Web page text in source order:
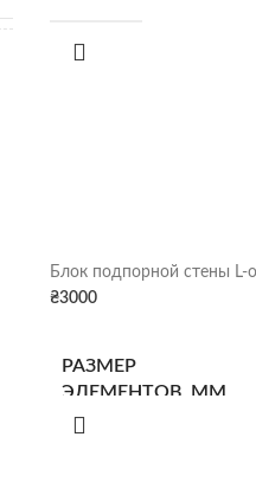
Блок подпорной стены
₴3000
РАЗМЕР
ЭЛЕМЕНТОВ, ММ